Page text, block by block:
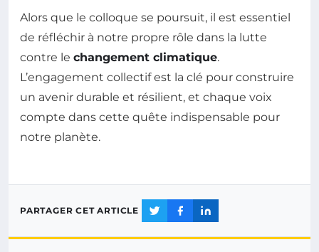
Alors que le colloque se poursuit, il est essentiel
de réfléchir à notre propre rôle dans la lutte
contre le changement climatique.
L’engagement collectif est la clé pour construire
un avenir durable et résilient, et chaque voix
compte dans cette quête indispensable pour
notre planète.
PARTAGER CET ARTICLE